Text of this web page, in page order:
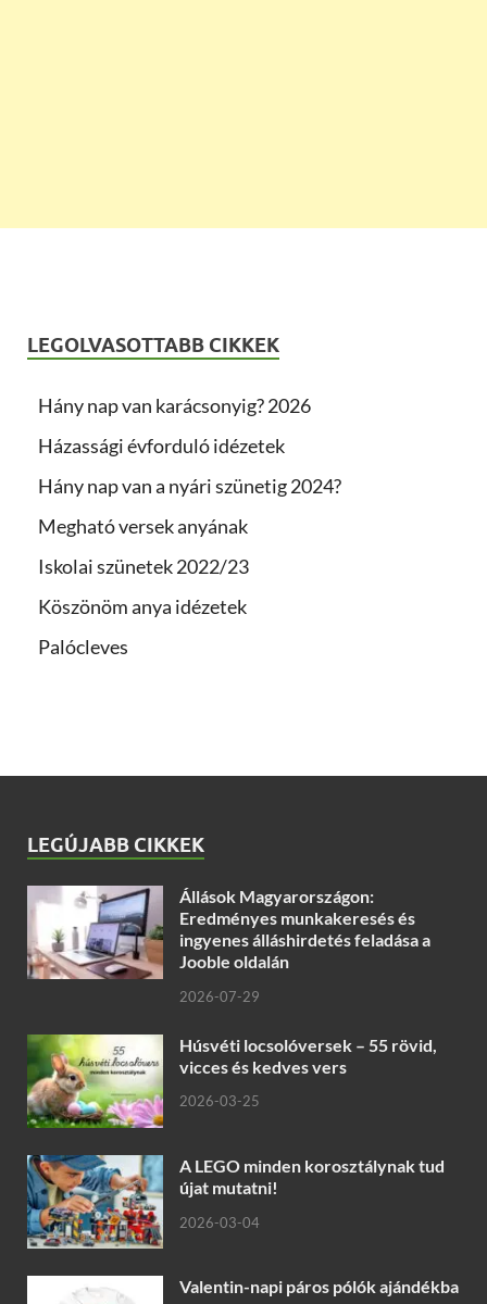
LEGOLVASOTTABB CIKKEK
Hány nap van karácsonyig? 2026
Házassági évforduló idézetek
Hány nap van a nyári szünetig 2024?
Megható versek anyának
Iskolai szünetek 2022/23
Köszönöm anya idézetek
Palócleves
LEGÚJABB CIKKEK
Állások Magyarországon:
Eredményes munkakeresés és
ingyenes álláshirdetés feladása a
Jooble oldalán
2026-07-29
Húsvéti locsolóversek – 55 rövid,
vicces és kedves vers
2026-03-25
A LEGO minden korosztálynak tud
újat mutatni!
2026-03-04
Valentin-napi páros pólók ajándékba